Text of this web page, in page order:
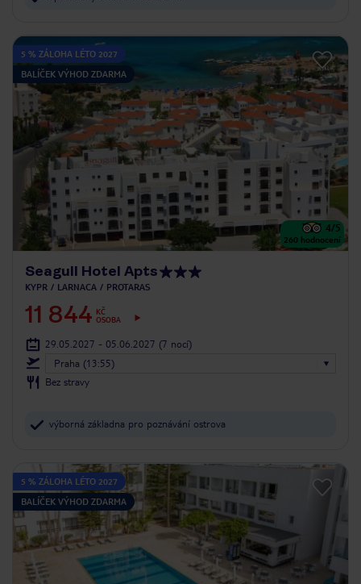
5 % ZÁLOHA LÉTO 2027
BALÍČEK VÝHOD ZDARMA
4/5
260 hodnocení
Seagull Hotel Apts
KYPR LARNACA PROTARAS
11 844 KČ
OSOBA
29.05.2027 - 05.06.2027 (7 nocí)
Praha (13:55)
Bez stravy
výborná základna pro poznávání ostrova
5 % ZÁLOHA LÉTO 2027
BALÍČEK VÝHOD ZDARMA